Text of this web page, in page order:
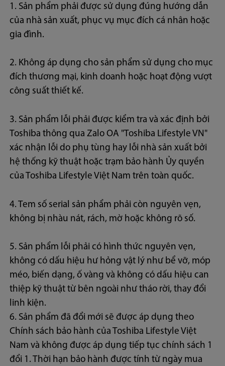
1. Sản phẩm phải được sử dụng đúng hướng dẫn
của nhà sản xuất, phục vụ mục đích cá nhân hoặc
gia đình.
2. Không áp dụng cho sản phẩm sử dụng cho mục
đích thương mại, kinh doanh hoặc hoạt động vượt
công suất thiết kế.
3. Sản phẩm lỗi phải được kiểm tra và xác định bởi
Toshiba thông qua Zalo OA "Toshiba Lifestyle VN"
xác nhận lỗi do phụ tùng hay lỗi nhà sản xuất bởi
hệ thống kỹ thuật hoặc trạm bảo hành Ủy quyền
của Toshiba Lifestyle Việt Nam trên toàn quốc.
4. Tem số serial sản phẩm phải còn nguyên vẹn,
không bị nhàu nát, rách, mờ hoặc không rõ số.
5. Sản phẩm lỗi phải có hình thức nguyên vẹn,
không có dấu hiệu hư hỏng vật lý như bể vỡ, móp
méo, biến dạng, ố vàng và không có dấu hiệu can
thiệp kỹ thuật từ bên ngoài như tháo rời, thay đổi
linh kiện.
6. Sản phẩm đã đổi mới sẽ được áp dụng theo
Chính sách bảo hành của Toshiba Lifestyle Việt
Nam và không được áp dụng tiếp tục chính sách 1
đổi 1. Thời hạn bảo hành được tính từ ngày mua